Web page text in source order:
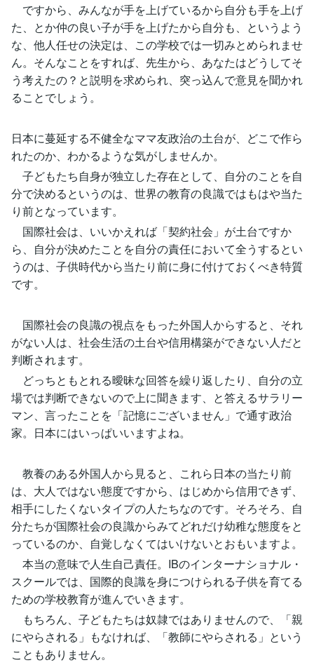
ですから、みんなが手を上げているから自分も手を上げ
た、とか仲の良い子が手を上げたから自分も、というよう
な、他人任せの決定は、この学校では一切みとめられませ
ん。そんなことをすれば、先生から、あなたはどうしてそ
う考えたの？と説明を求められ、突っ込んで意見を聞かれ
ることでしょう。
日本に蔓延する不健全なママ友政治の土台が、どこで作ら
れたのか、わかるような気がしませんか。
子どもたち自身が独立した存在として、自分のことを自
分で決めるというのは、世界の教育の良識ではもはや当た
り前となっています。
国際社会は、いいかえれば「契約社会」が土台ですか
ら、自分が決めたことを自分の責任において全うするとい
うのは、子供時代から当たり前に身に付けておくべき特質
です。
国際社会の良識の視点をもった外国人からすると、それ
がない人は、社会生活の土台や信用構築ができない人だと
判断されます。
どっちともとれる曖昧な回答を繰り返したり、自分の立
場では判断できないので上に聞きます、と答えるサラリー
マン、言ったことを「記憶にございません」で通す政治
家。日本にはいっぱいいますよね。
教養のある外国人から見ると、これら日本の当たり前
は、大人ではない態度ですから、はじめから信用できず、
相手にしたくないタイプの人たちなのです。そろそろ、自
分たちが国際社会の良識からみてどれだけ幼稚な態度をと
っているのか、自覚しなくてはいけないとおもいますよ。
本当の意味で人生自己責任。IBのインターナショナル・
スクールでは、国際的良識を身につけられる子供を育てる
ための学校教育が進んでいきます。
もちろん、子どもたちは奴隷ではありませんので、「親
にやらされる」もなければ、「教師にやらされる」という
こともありません。